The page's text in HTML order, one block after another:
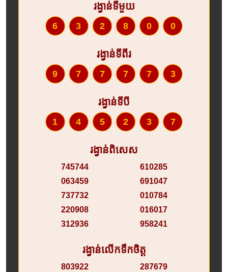
រង្វាន់ទីមួយ
632800
រង្វាន់ទីពីរ
977773
រង្វាន់ទីបី
145237
រង្វាន់ពិសេស
745744
063459
737732
220908
312936
610285
691047
010784
016017
958241
រង្វាន់លើកទឹកចិត្ត
803922
287679